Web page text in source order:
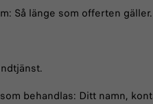
Så länge som offerten gäller.
behandlas: Ditt namn,